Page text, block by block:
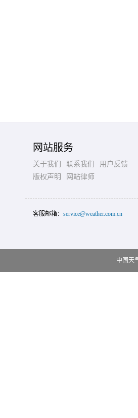
网站服务
关于我们 联系我们
用户反馈
版权声明
网站律师
客服邮箱： service@weather.com.cn
中国天